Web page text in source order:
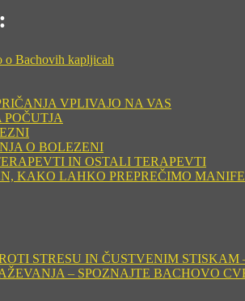
Bachovih kapljicah
VPLIVAJO NA VAS
POČUTJA
O BOLEZENI
IN OSTALI TERAPEVTI
KAKO LAHKO PREPREČIMO
STRESU IN ČUSTVENIM STISKAM
– SPOZNAJTE BACHOVO